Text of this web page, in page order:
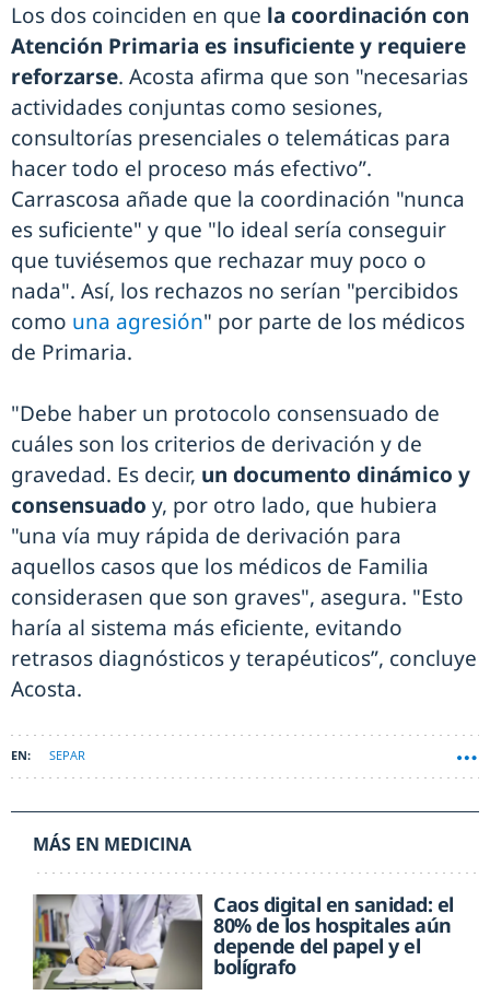
Los dos coinciden en que la coordinación con
Atención Primaria es insuficiente y requiere
reforzarse. Acosta afirma que son "necesarias
actividades conjuntas como sesiones,
consultorías presenciales o telemáticas para
hacer todo el proceso más efectivo”.
Carrascosa añade que la coordinación "nunca
es suficiente" y que "lo ideal sería conseguir
que tuviésemos que rechazar muy poco o
nada". Así, los rechazos no serían "percibidos
como una agresión" por parte de los médicos
de Primaria.
"Debe haber un protocolo consensuado de
cuáles son los criterios de derivación y de
gravedad. Es decir, un documento dinámico y
consensuado y, por otro lado, que hubiera
"una vía muy rápida de derivación para
aquellos casos que los médicos de Familia
considerasen que son graves", asegura. "Esto
haría al sistema más eficiente, evitando
retrasos diagnósticos y terapéuticos”, concluye
Acosta.
SEPAR
MÁS EN MEDICINA
Caos digital en sanidad: el
80% de los hospitales aún
depende del papel y el
bolígrafo